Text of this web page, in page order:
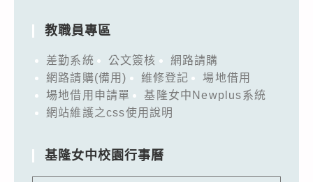
教職員專區
差勤系統 公文簽核
網路請購
網路請購(備用)
維修登記
場地借用
場地借用申請單
基隆女中Newplus系統
網站維護之css使用說明
基隆女中校園行事曆